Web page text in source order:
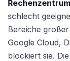
schlecht
Bereiche
Google Cloud,
blockiert sie.